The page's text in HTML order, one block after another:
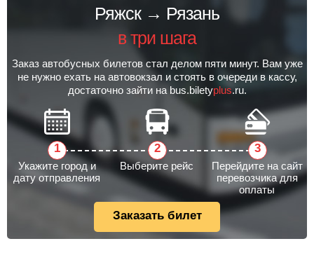
Ряжск → Рязань
в три шага
Заказ автобусных билетов стал делом пяти минут. Вам уже
не нужно ехать на автовокзал и стоять в очереди в кассу,
достаточно зайти на bus.biletyplus.ru.
Укажите город и
дату отправления
Выберите рейс
Перейдите на сайт
перевозчика для
оплаты
Заказать билет